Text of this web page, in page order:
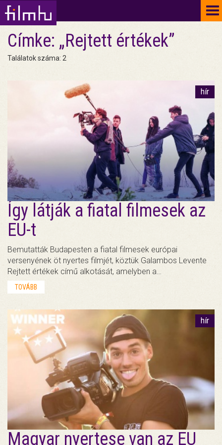
Címke: „Rejtett értékek”
Találatok száma: 2
hír
Így látják a fiatal filmesek az
EU-t
Bemutatták Budapesten a fiatal filmesek európai
versenyének öt nyertes filmjét, köztük Galambos Levente
Rejtett értékek című alkotását, amelyben a…
TOVÁBB
hír
Magyar nyertese van az EU